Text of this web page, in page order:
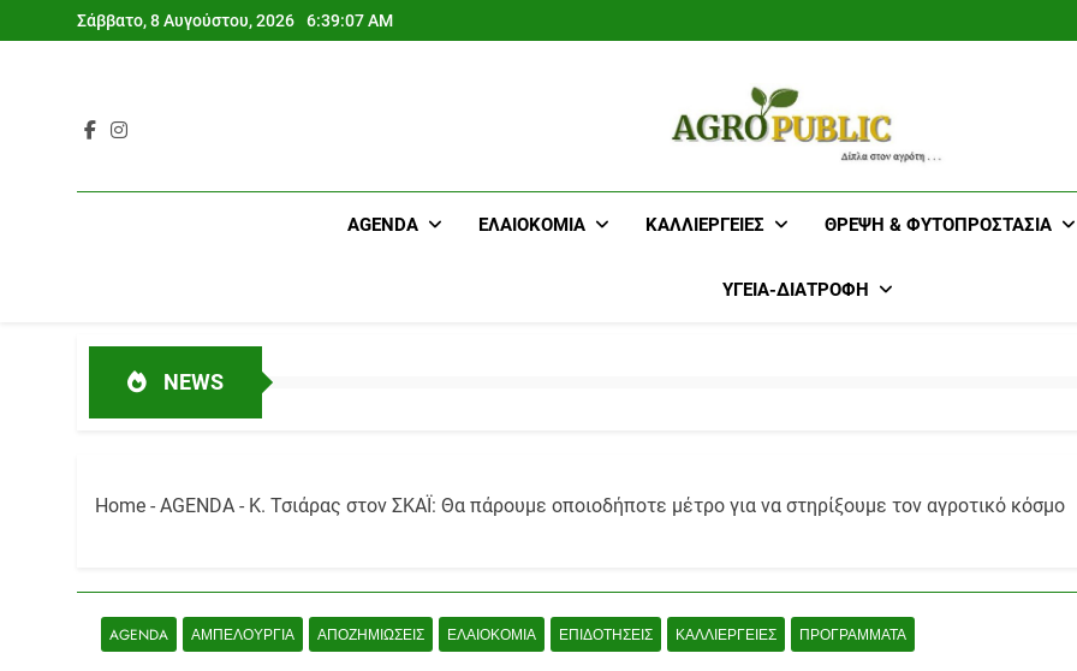
to
Σάββατο, 8 Αυγούστου, 2026 6:39:07 AM
AgroPublic
AGENDA ΕΛΑΙΟΚΟΜΊΑ ΚΑΛΛΙΈΡΓΕΙΕΣ ΘΡΈΨΗ & ΦΥΤΟΠΡΟΣΤΑΣΊΑ
ΥΓΕΊΑ-ΔΙΑΤΡΟΦΉ
NEWS
Home - AGENDA - Κ. Τσιάρας στον ΣΚΑΪ: Θα πάρουμε οποιοδήποτε μέτρο για να στηρίξουμε τον αγροτικό κόσμο
AGENDA ΑΜΠΕΛΟΥΡΓΊΑ ΑΠΟΖΗΜΙΏΣΕΙΣ ΕΛΑΙΟΚΟΜΊΑ ΕΠΙΔΟΤΉΣΕΙΣ ΚΑΛΛΙΈΡΓΕΙΕΣ ΠΡΟΓΡΆΜΜΑΤΑ